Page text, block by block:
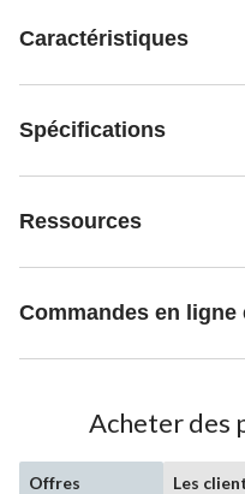
Caractéristiques
Spécifications
Ressources
Commandes en ligne
Acheter des
Offres
Les